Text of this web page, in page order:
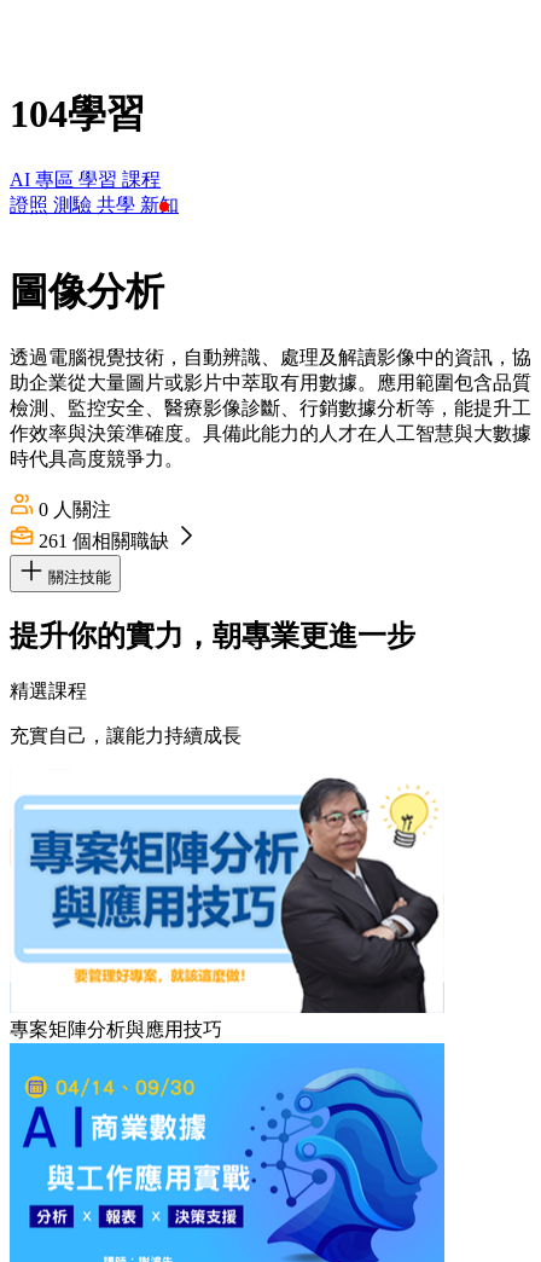
104學習
AI 專區 學習 課程
證照 測驗 共學 新知
圖像分析
透過電腦視覺技術，自動辨識、處理及解讀影像中的資訊，協
助企業從大量圖片或影片中萃取有用數據。應用範圍包含品質
檢測、監控安全、醫療影像診斷、行銷數據分析等，能提升工
作效率與決策準確度。具備此能力的人才在人工智慧與大數據
時代具高度競爭力。
0 人關注
261 個相關職缺
關注技能
提升你的實力，朝專業更進一步
精選課程
充實自己，讓能力持續成長
專案矩陣分析與應用技巧